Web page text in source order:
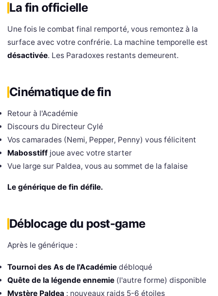
La fin officielle
Une fois le combat final remporté, vous remontez à la
surface avec votre confrérie. La machine temporelle est
désactivée. Les Paradoxes restants demeurent.
Cinématique de fin
Retour à l'Académie
Discours du Directeur Cylé
Vos camarades (Nemi, Pepper, Penny) vous félicitent
Mabosstiff joue avec votre starter
Vue large sur Paldea, vous au sommet de la falaise
Le générique de fin défile.
Déblocage du post-game
Après le générique :
Tournoi des As de l'Académie débloqué
Quête de la légende ennemie (l'autre forme) disponible
Mystère Paldea : nouveaux raids 5-6 étoiles